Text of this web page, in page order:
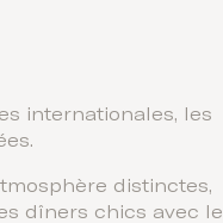
internationales, les
distinctes,
dîners chics avec le